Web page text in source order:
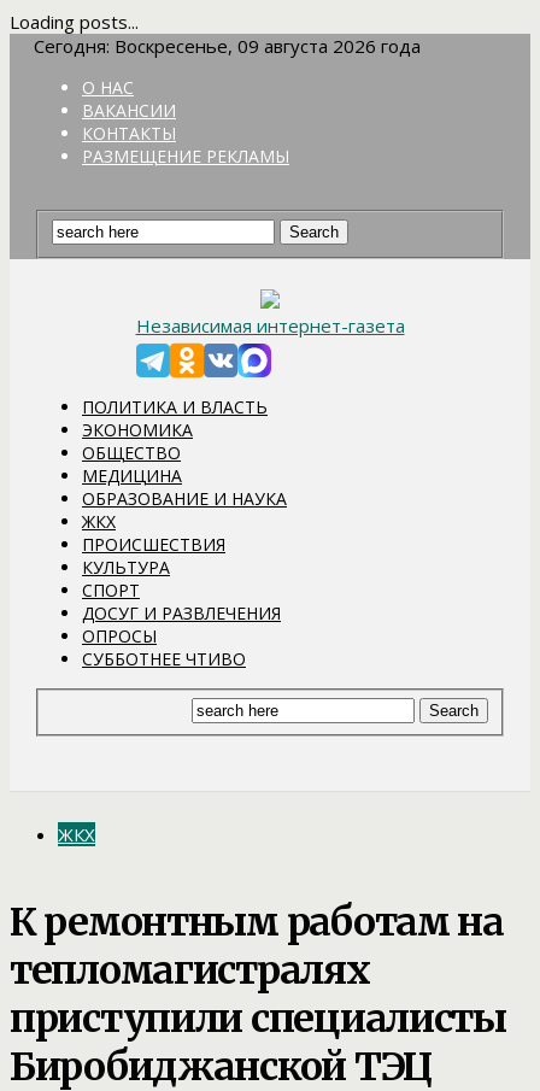
Loading posts...
Сегодня: Воскресенье, 09 августа 2026 года
О НАС
ВАКАНСИИ
КОНТАКТЫ
РАЗМЕЩЕНИЕ РЕКЛАМЫ
Независимая интернет-газета
ПОЛИТИКА И ВЛАСТЬ
ЭКОНОМИКА
ОБЩЕСТВО
МЕДИЦИНА
ОБРАЗОВАНИЕ И НАУКА
ЖКХ
ПРОИСШЕСТВИЯ
КУЛЬТУРА
СПОРТ
ДОСУГ И РАЗВЛЕЧЕНИЯ
ОПРОСЫ
СУББОТНЕЕ ЧТИВО
ЖКХ
К ремонтным работам на
тепломагистралях
приступили специалисты
Биробиджанской ТЭЦ